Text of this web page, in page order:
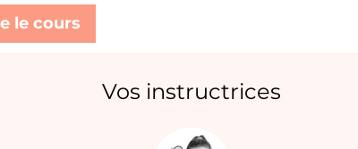
le cours
Vos instructrices